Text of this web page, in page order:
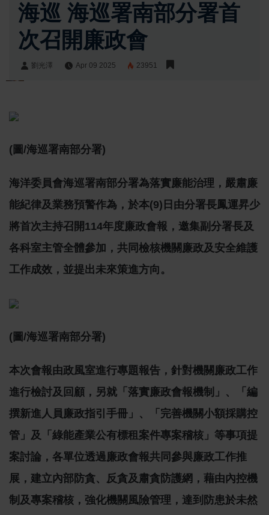
海巡 海巡署南部分署首
次召開廉政會
劉光澤 Apr 09 2025 23951
(圖/海巡署南部分署)
海洋委員會海巡署南部分署為落實廉能治理，嚴肅廉
能紀律及業務預警作為，於本(9) 日由分署長鳳運昇少
將首次主持召開 114年度廉政會報，邀集副分署長及
各科室主管全體參加，共同檢核機關廉政及安全維護
工作成效，並提出未來策進方向。
(圖/海巡署南部分署)
本次會報由政風室進行專題報告，針對機關廉政工作
進行檢討及回顧，另就「落實廉政會報機制」、「編
撰新進人員廉政指引手冊」、「完善機關小額採購控
管」及「綠能產業公有標租案件專案稽核」等事項提
案討論，各單位透過廉政會報共同參與廉政工作推
展，建立內部防貪、反貪及肅貪防護網，藉由內控機
制及專案稽核，強化機關風險管理，達到防患於未然